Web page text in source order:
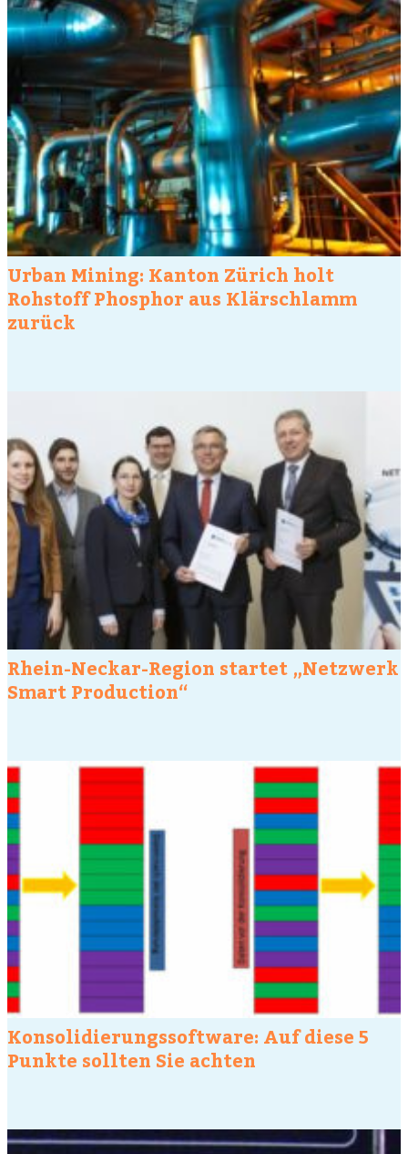
Urban Mining: Kanton Zürich holt
Rohstoff Phosphor aus Klärschlamm
zurück
Rhein-Neckar-Region startet „Netzwerk
Smart Production“
Konsolidierungssoftware: Auf diese 5
Punkte sollten Sie achten